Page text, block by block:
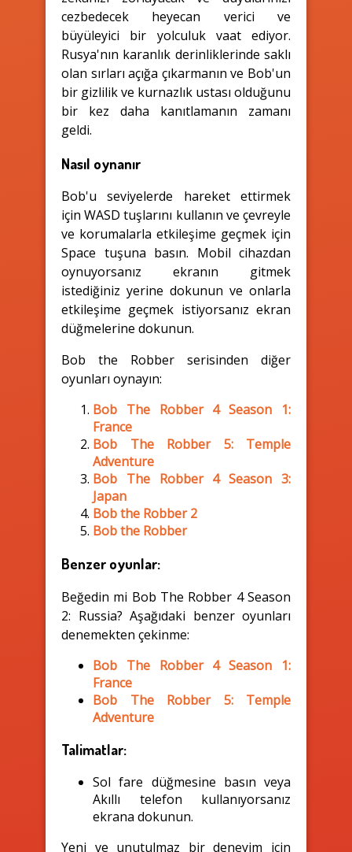
cezbedecek heyecan verici ve
büyüleyici bir yolculuk vaat ediyor.
Rusya'nın karanlık derinliklerinde saklı
olan sırları açığa çıkarmanın ve Bob'un
bir gizlilik ve kurnazlık ustası olduğunu
bir kez daha kanıtlamanın zamanı
geldi.
Nasıl oynanır
Bob'u seviyelerde hareket ettirmek
için WASD tuşlarını kullanın ve çevreyle
ve korumalarla etkileşime geçmek için
Space tuşuna basın. Mobil cihazdan
oynuyorsanız ekranın gitmek
istediğiniz yerine dokunun ve onlarla
etkileşime geçmek istiyorsanız ekran
düğmelerine dokunun.
Bob the Robber serisinden diğer
oyunları oynayın:
Bob The Robber 4 Season 1:
France
Bob The Robber 5: Temple
Adventure
Bob The Robber 4 Season 3:
Japan
Bob the Robber 2
Bob the Robber
Benzer oyunlar:
Beğedin mi Bob The Robber 4 Season
2: Russia? Aşağıdaki benzer oyunları
denemekten çekinme:
Bob The Robber 4 Season 1:
France
Bob The Robber 5: Temple
Adventure
Talimatlar:
Sol fare düğmesine basın veya
Akıllı telefon kullanıyorsanız
ekrana dokunun.
Yeni ve unutulmaz bir deneyim için